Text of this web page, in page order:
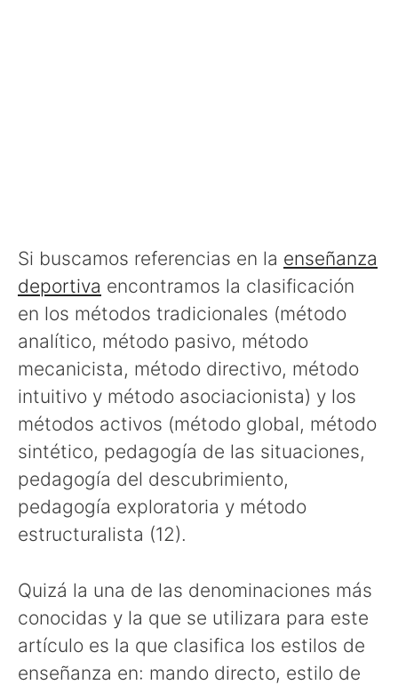
Si buscamos referencias en la enseñanza
deportiva encontramos la clasificación
en los métodos tradicionales (método
analítico, método pasivo, método
mecanicista, método directivo, método
intuitivo y método asociacionista) y los
métodos activos (método global, método
sintético, pedagogía de las situaciones,
pedagogía del descubrimiento,
pedagogía exploratoria y método
estructuralista (12).
Quizá la una de las denominaciones más
conocidas y la que se utilizara para este
artículo es la que clasifica los estilos de
enseñanza en: mando directo, estilo de